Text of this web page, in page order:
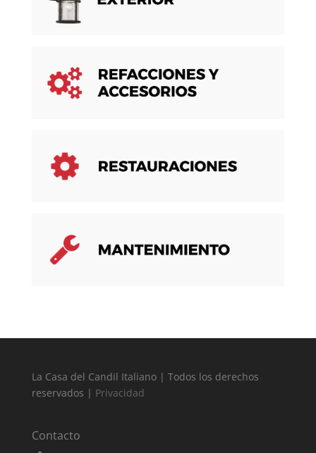
La Casa del Candil Italiano | Todos los derechos
reservados | Privacidad
Contacto